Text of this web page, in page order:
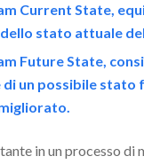
Current State,
stato attuale
Future State,
di un possibile stato
in un processo di